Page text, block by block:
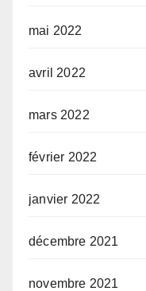
mai 2022
avril 2022
mars 2022
février 2022
janvier 2022
décembre 2021
novembre 2021